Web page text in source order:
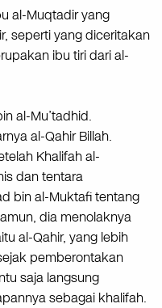
al-Muqtadir yang
seperti yang diceritakan
ibu tiri dari al-
al-Mu’tadhid.
al-Qahir Billah.
Khalifah al-
dan tentara
bin al-Muktafi tentang
dia menolaknya
al-Qahir, yang lebih
pemberontakan
saja langsung
sebagai khalifah.